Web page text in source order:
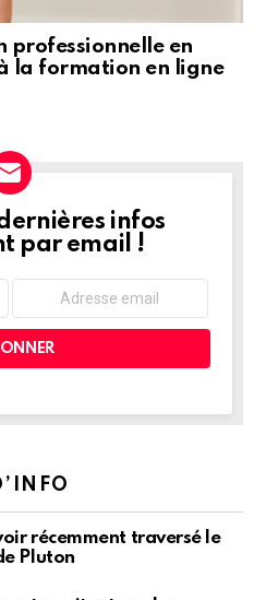
professionnelle en
la formation en ligne
infos
par email !
récemment traversé le
Pluton